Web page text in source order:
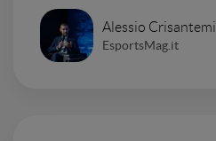
Alessio Crisantemi
EsportsMag.it